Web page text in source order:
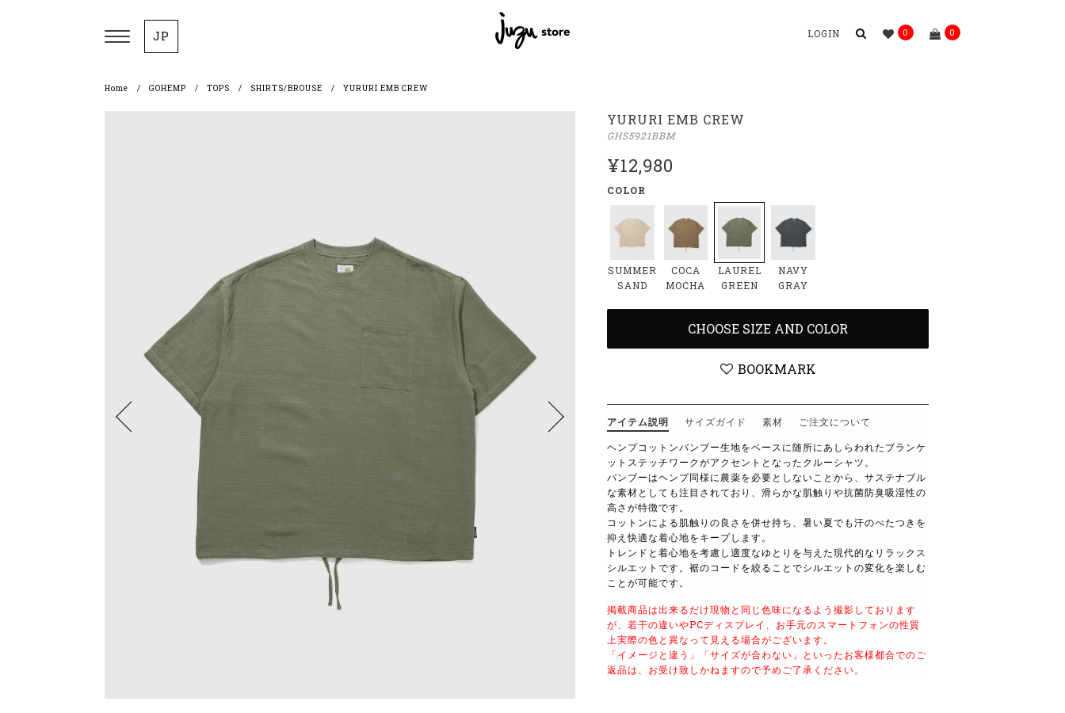
JP LOGIN 0 0
Home GOHEMP TOPS SHIRTS/BROUSE YURURI EMB CREW
YURURI EMB CREW
GHS5921BBM
¥12,980
COLOR
SUMMER
SAND
COCA
MOCHA
LAUREL
GREEN
NAVY
GRAY
CHOOSE SIZE AND COLOR
BOOKMARK
アイテム説明 サイズガイド 素材
ご注文について
ヘンプコットンバンブー生地をベースに随所にあしらわれたブランケ
ットステッチワークがアクセントとなったクルーシャツ。
バンブーはヘンプ同様に農薬を必要としないことから、サステナブル
な素材としても注目されており、滑らかな肌触りや抗菌防臭吸湿性の
高さが特徴です。
コットンによる肌触りの良さを併せ持ち、暑い夏でも汗のべたつきを
抑え快適な着心地をキープします。
トレンドと着心地を考慮し適度なゆとりを与えた現代的なリラックス
シルエットです。裾のコードを絞ることでシルエットの変化を楽しむ
ことが可能です。
掲載商品は出来るだけ現物と同じ色味になるよう撮影しております
が、若干の違いやPCディスプレイ、お手元のスマートフォンの性質
上実際の色と異なって見える場合がございます。
「イメージと違う」「サイズが合わない」といったお客様都合でのご
返品は、お受け致しかねますので予めご了承ください。